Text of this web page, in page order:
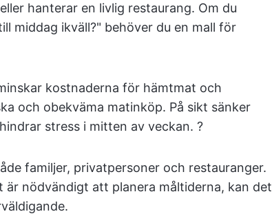
hanterar en livlig restaurang. Om du
middag ikväll?" behöver du en mall för
kostnaderna för hämtmat och
och obekväma matinköp. På sikt sänker
stress i mitten av veckan. ?
familjer, privatpersoner och restauranger.
är nödvändigt att planera måltiderna, kan det